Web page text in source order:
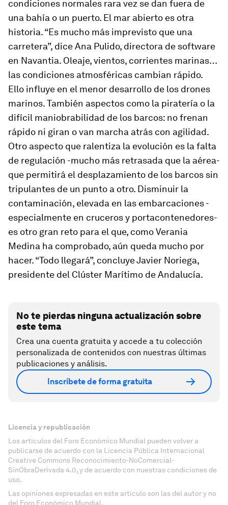
condiciones normales rara vez se dan fuera de
una bahía o un puerto. El mar abierto es otra
historia. “Es mucho más imprevisto que una
carretera”, dice Ana Pulido, directora de software
en Navantia. Oleaje, vientos, corrientes marinas…
las condiciones atmosféricas cambian rápido.
Ello influye en el menor desarrollo de los drones
marinos. También aspectos como la piratería o la
difícil maniobrabilidad de los barcos: no frenan
rápido ni giran o van marcha atrás con agilidad.
Otro aspecto que ralentiza la evolución es la falta
de regulación -mucho más retrasada que la aérea-
que permitirá el desplazamiento de los barcos sin
tripulantes de un punto a otro. Disminuir la
contaminación, elevada en las embarcaciones -
especialmente en cruceros y portacontenedores-
es otro gran reto para el que, como Verania
Medina ha comprobado, aún queda mucho por
hacer. “Todo llegará”, concluye Javier Noriega,
presidente del Clúster Marítimo de Andalucía.
No te pierdas ninguna actualización sobre
este tema
Crea una cuenta gratuita y accede a tu colección
personalizada de contenidos con nuestras últimas
publicaciones y análisis.
Inscríbete de forma gratuita
Licencia y republicación
Los artículos del Foro Económico Mundial pueden volver a
publicarse de acuerdo con la Licencia Pública Internacional
Creative Commons Reconocimiento-NoComercial-
SinObraDerivada 4.0, y de acuerdo con nuestras condiciones de
uso.
Las opiniones expresadas en este artículo son las del autor y no
del Foro Económico Mundial.